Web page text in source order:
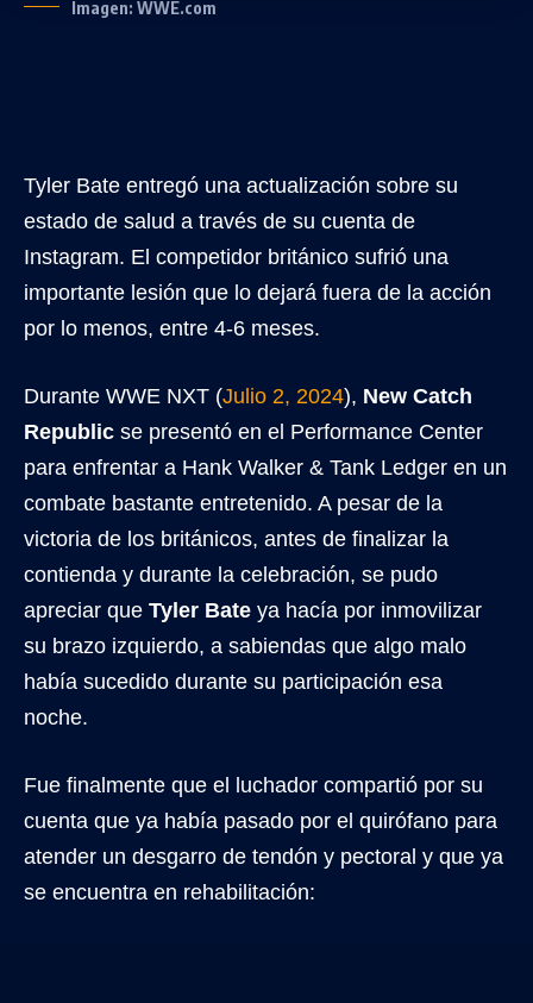
Imagen: WWE.com
Tyler Bate entregó una actualización sobre su
estado de salud a través de su cuenta de
Instagram. El competidor británico sufrió una
importante lesión que lo dejará fuera de la acción
por lo menos, entre 4-6 meses.
Durante WWE NXT (Julio 2, 2024), New Catch
Republic se presentó en el Performance Center
para enfrentar a Hank Walker & Tank Ledger en un
combate bastante entretenido. A pesar de la
victoria de los británicos, antes de finalizar la
contienda y durante la celebración, se pudo
apreciar que Tyler Bate ya hacía por inmovilizar
su brazo izquierdo, a sabiendas que algo malo
había sucedido durante su participación esa
noche.
Fue finalmente que el luchador compartió por su
cuenta que ya había pasado por el quirófano para
atender un desgarro de tendón y pectoral y que ya
se encuentra en rehabilitación: